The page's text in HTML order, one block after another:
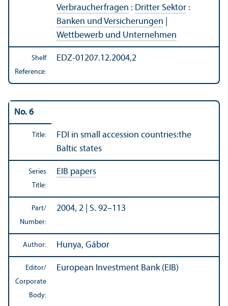
Verbraucherfragen : Dritter Sektor :
Banken und Versicherungen
Wettbewerb und Unternehmen
Shelf
Reference:
EDZ-01207.12.2004,2
No. 6
Title:
FDI in small accession countries:the
Baltic states
Series
Title:
EIB papers
Part/
Number:
2004, 2 | S. 92–113
Author: Hunya, Gábor
Editor/
Corporate
Body:
European Investment Bank (EIB)